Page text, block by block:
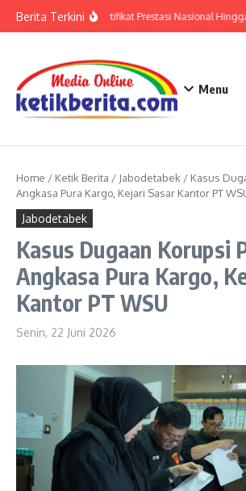
Berita TerkiniPolri: Sertifikat Prestasi Nasional
Menu
Home / Ketik Berita / Jabodetabek / Kasus
Angkasa Pura Kargo, Kejari Sasar Kantor PT
Jabodetabek
Kasus Dugaan Korupsi
Angkasa Pura Kargo,
Kantor PT WSU
Senin, 22 Juni 2026